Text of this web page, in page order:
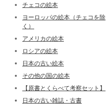
チェコの絵本
ヨーロッパの絵本（チェコを除
く）
アメリカの絵本
ロシアの絵本
日本の古い絵本
その他の国の絵本
【原書とくらべて考察セット】
日本の古い雑誌・古書